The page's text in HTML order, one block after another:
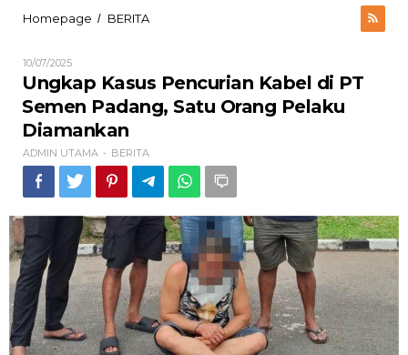
Homepage / BERITA
di
Semen
Orang
Pelaku
Diamankan
10/07/2025Oleh
UTAMA
Ungkap Kasus Pencurian Kabel di PT
Semen Padang, Satu Orang Pelaku
Diamankan
ADMIN UTAMA - BERITA